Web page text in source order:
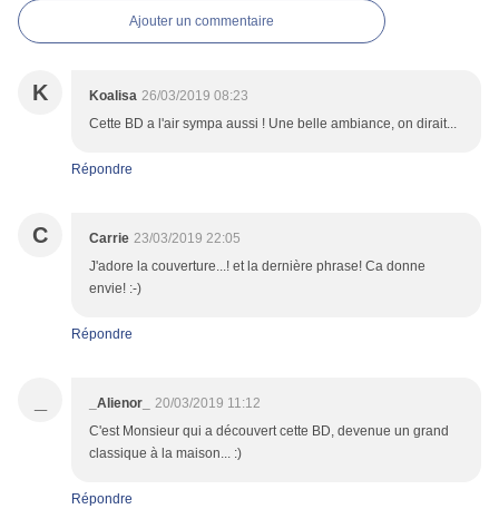
Ajouter un commentaire
K Koalisa 26/03/2019 08:23
Cette BD a l'air sympa aussi ! Une belle ambiance, on dirait...
Répondre
C Carrie 23/03/2019 22:05
J'adore la couverture...! et la dernière phrase! Ca donne
envie! :-)
Répondre
_Alienor_
20/03/2019 11:12
C'est Monsieur qui a découvert cette BD, devenue un grand
classique à la maison... :)
Répondre